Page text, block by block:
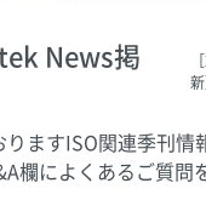
News掲
新
りますISO関連季刊
欄によくあるご質問